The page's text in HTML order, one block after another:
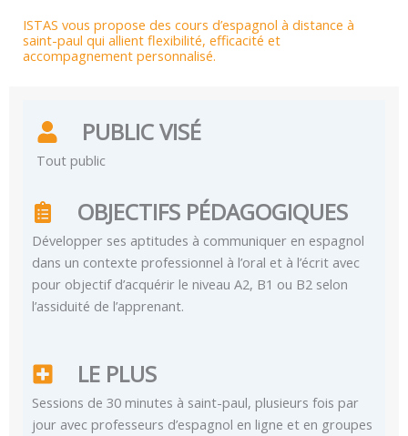
ISTAS vous propose des cours d’espagnol à distance à
saint-paul qui allient flexibilité, efficacité et
accompagnement personnalisé.
PUBLIC VISÉ
Tout public
OBJECTIFS PÉDAGOGIQUES
Développer ses aptitudes à communiquer en espagnol
dans un contexte professionnel à l’oral et à l’écrit avec
pour objectif d’acquérir le niveau A2, B1 ou B2 selon
l’assiduité de l’apprenant.
LE PLUS
Sessions de 30 minutes à saint-paul, plusieurs fois par
jour avec professeurs d’espagnol en ligne et en groupes